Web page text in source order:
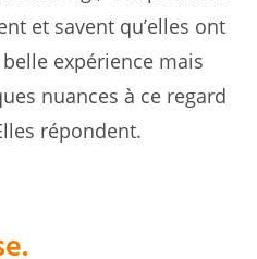
et savent qu’elles ont
expérience mais
nuances à ce regard
répondent.